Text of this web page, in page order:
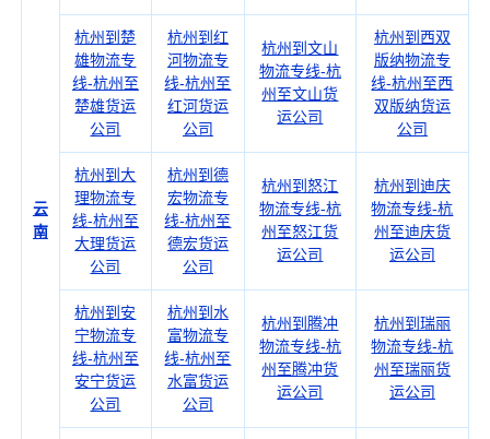
云
南
杭州到楚
雄物流专
线-杭州至
楚雄货运
公司
杭州到红
河物流专
线-杭州至
红河货运
公司
杭州到文山
物流专线-杭
州至文山货
运公司
杭州到西双
版纳物流专
线-杭州至西
双版纳货运
公司
杭州到大
理物流专
线-杭州至
大理货运
公司
杭州到德
宏物流专
线-杭州至
德宏货运
公司
杭州到怒江
物流专线-杭
州至怒江货
运公司
杭州到迪庆
物流专线-杭
州至迪庆货
运公司
杭州到安
宁物流专
线-杭州至
安宁货运
公司
杭州到水
富物流专
线-杭州至
水富货运
公司
杭州到腾冲
物流专线-杭
州至腾冲货
运公司
杭州到瑞丽
物流专线-杭
州至瑞丽货
运公司